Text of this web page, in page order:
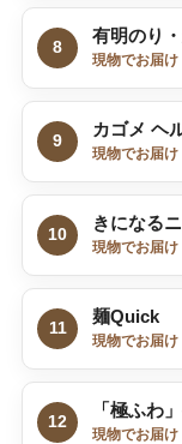
8
有明のり
現物でお届け
9
カゴメ ヘ
現物でお届け
10
きになる
現物でお届け
11
麺Quick
現物でお届け
12
「極ふわ
現物でお届け